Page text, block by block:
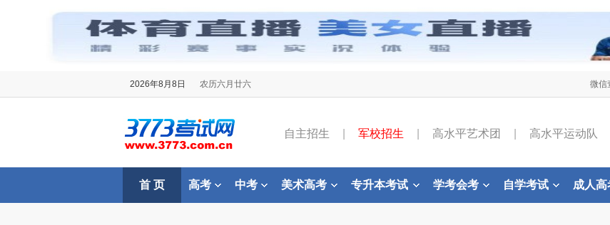
2026年8月8日 农历六月廿六 微信
自主招生 军校招生 高水平艺术团 高水平运动队
首 页 高考 中考 美术高考 专升本考试 学考会考 自学考试 成人高